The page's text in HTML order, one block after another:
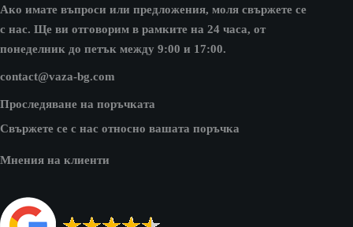
Ако имате въпроси или предложения, моля свържете се
с нас. Ще ви отговорим в рамките на 24 часа, от
понеделник до петък между 9:00 и 17:00.
contact@vaza-bg.com
Проследяване на поръчката
Свържете се с нас относно вашата поръчка
Мнения на клиенти